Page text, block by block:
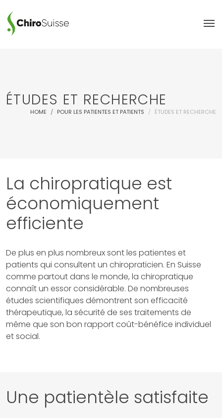
ÉTUDES ET RECHERCHE
HOME POUR LES PATIENTES ET PATIENTS ÉTUDES ET RECHERCHE
La chiropratique est
économiquement
efficiente
De plus en plus nombreux sont les patientes et
patients qui consultent un chiropraticien. En Suisse
comme partout dans le monde, la chiropratique
connaît un essor considérable. De nombreuses
études scientifiques démontrent son efficacité
thérapeutique, la sécurité de ses traitements de
même que son bon rapport coût-bénéfice individuel
et social.
Une patientèle satisfaite